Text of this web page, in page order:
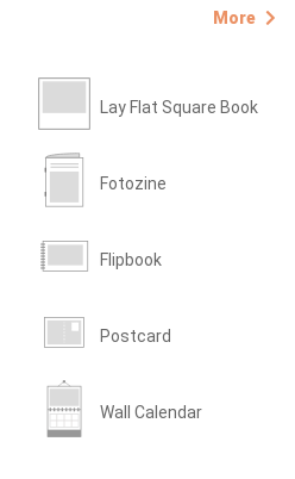
More
Lay Flat Square Book
Fotozine
Flipbook
Postcard
Wall Calendar